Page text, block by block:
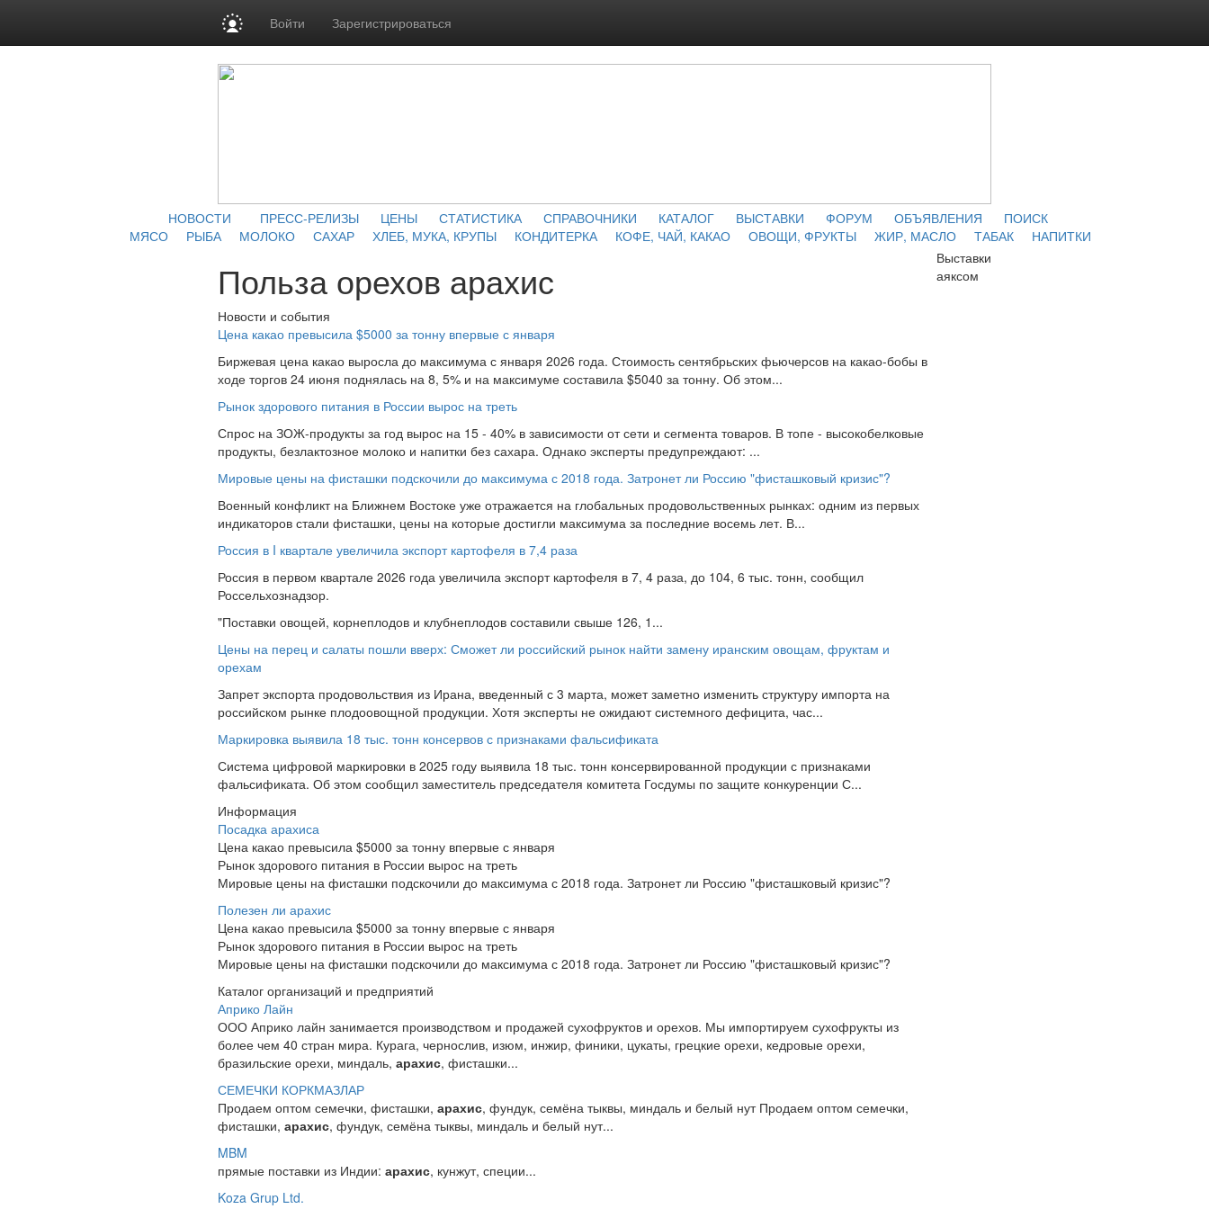
Войти Зарегистрироваться
НОВОСТИ ПРЕСС-РЕЛИЗЫ ЦЕНЫ СТАТИСТИКА СПРАВОЧНИКИ КАТАЛОГ ВЫСТАВКИ ФОРУМ ОБЪЯВЛЕНИЯ
ПОИСК
МЯСО
РЫБА МОЛОКО САХАР ХЛЕБ, МУКА, КРУПЫ КОНДИТЕРКА КОФЕ, ЧАЙ, КАКАО ОВОЩИ, ФРУКТЫ ЖИР, МАСЛО ТАБАК НАПИТКИ
Польза орехов арахис
Новости и события
Цена какао превысила $5000 за тонну впервые с января
Биржевая цена какао выросла до максимума с января 2026 года. Стоимость сентябрьских фьючерсов на какао-бобы в
ходе торгов 24 июня поднялась на 8, 5% и на максимуме составила $5040 за тонну. Об этом...
Рынок здорового питания в России вырос на треть
Спрос на ЗОЖ-продукты за год вырос на 15 - 40% в зависимости от сети и сегмента товаров. В топе - высокобелковые
продукты, безлактозное молоко и напитки без сахара. Однако эксперты предупреждают: ...
Мировые цены на фисташки подскочили до максимума с 2018 года. Затронет ли Россию "фисташковый кризис"?
Военный конфликт на Ближнем Востоке уже отражается на глобальных продовольственных рынках: одним из первых
индикаторов стали фисташки, цены на которые достигли максимума за последние восемь лет. В...
Россия в I квартале увеличила экспорт картофеля в 7,4 раза
Россия в первом квартале 2026 года увеличила экспорт картофеля в 7, 4 раза, до 104, 6 тыс. тонн, сообщил
Россельхознадзор.
"Поставки овощей, корнеплодов и клубнеплодов составили свыше 126, 1...
Цены на перец и салаты пошли вверх: Сможет ли российский рынок найти замену иранским овощам, фруктам и
орехам
Запрет экспорта продовольствия из Ирана, введенный с 3 марта, может заметно изменить структуру импорта на
российском рынке плодоовощной продукции. Хотя эксперты не ожидают системного дефицита, час...
Маркировка выявила 18 тыс. тонн консервов с признаками фальсификата
Система цифровой маркировки в 2025 году выявила 18 тыс. тонн консервированной продукции с признаками
фальсификата. Об этом сообщил заместитель председателя комитета Госдумы по защите конкуренции С...
Информация
Посадка арахиса
Цена какао превысила $5000 за тонну впервые с января
Рынок здорового питания в России вырос на треть
Мировые цены на фисташки подскочили до максимума с 2018 года. Затронет ли Россию "фисташковый кризис"?
Полезен ли арахис
Цена какао превысила $5000 за тонну впервые с января
Рынок здорового питания в России вырос на треть
Мировые цены на фисташки подскочили до максимума с 2018 года. Затронет ли Россию "фисташковый кризис"?
Каталог организаций и предприятий
Априко Лайн
ООО Априко лайн занимается производством и продажей сухофруктов и орехов. Мы импортируем сухофрукты из
более чем 40 стран мира. Курага, чернослив, изюм, инжир, финики, цукаты, грецкие орехи, кедровые орехи,
бразильские орехи, миндаль, арахис, фисташки...
СЕМЕЧКИ КОРКМАЗЛАР
Продаем оптом семечки, фисташки, арахис, фундук, семёна тыквы, миндаль и белый нут Продаем оптом семечки,
фисташки, арахис, фундук, семёна тыквы, миндаль и белый нут...
MBM
прямые поставки из Индии: арахис, кунжут, специи...
Koza Grup Ltd.
Выставки
аяксом